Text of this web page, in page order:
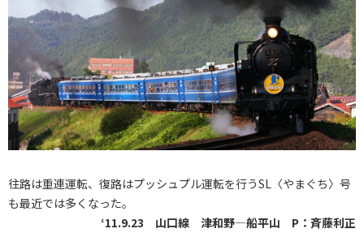
往路は重連運転、復路はプッシュプル運転を行うSL〈やまぐち〉号
も最近では多くなった。
‘11.9.23 山口線 津和野―船平山 P：斉藤利正